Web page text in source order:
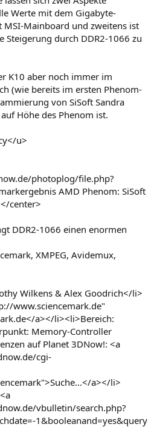
Werte mit dem Gigabyte-
Mainboard und zweitens ist
Steigerung durch DDR2-1066 zu
K10 aber noch immer im
(wie bereits im ersten Phenom-
von SiSoft Sandra
Höhe des Phenom ist.
u>
photoplog/file.php?
AMD Phenom: SiSoft
center>
DDR2-1066 einen enormen
XMPEG, Avidemux,
Wilkens & Alex Goodrich</li>
www.sciencemark.de"
a></li><li>Bereich:
Memory-Controller
auf Planet 3DNow!: <a
cgi-
a></li>
vbulletin/search.php?
1&booleanand=yes&query